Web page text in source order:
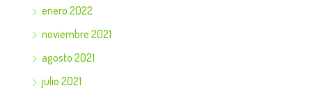
enero 2022
noviembre 2021
agosto 2021
julio 2021